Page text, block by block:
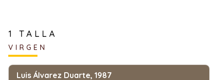
1 TALLA
VIRGEN
Luis Álvarez Duarte, 1987